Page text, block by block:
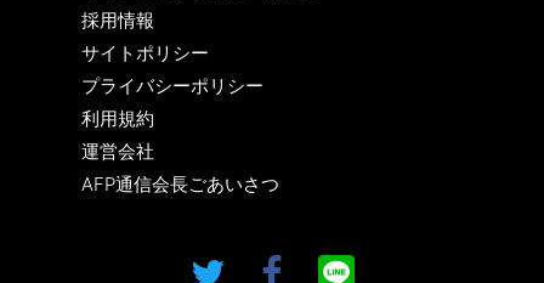
採用情報
サイトポリシー
プライバシーポリシー
利用規約
運営会社
AFP通信会長ごあいさつ